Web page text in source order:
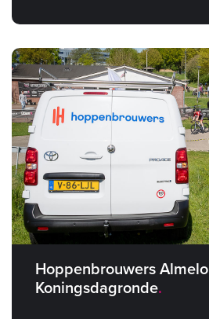
Hoppenbrouwers Almelo
Koningsdagronde